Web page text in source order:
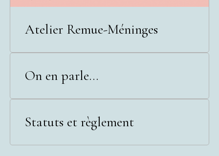
Atelier Remue-Méninges
On en parle...
Statuts et règlement